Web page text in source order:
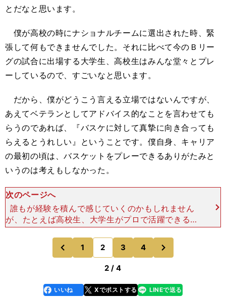
とだなと思います。
僕が高校の時にナショナルチームに選出された時、緊
張して何もできませんでした。それに比べて今のＢリー
グの試合に出場する大学生、高校生はみんな堂々とプレ
ーしているので、すごいなと思います。
だから、僕がどうこう言える立場ではないんですが、
あえてベテランとしてアドバイス的なことを言わせても
らうのであれば、『バスケに対して真摯に向き合っても
らえるとうれしい』ということです。僕自身、キャリア
の最初の頃は、バスケットをプレーできるありがたみと
いうのは考えもしなかった。
次のページへ
誰もが経験を積んで感じていくのかもしれません
が、たとえば高校生、大学生がプロで活躍できるの
は、もちろん本人の努力があってこそ。同時に多く
の人の協力、尽力があったからです。そんな部分に
ちょっとでも気づい
前
のページへ
1 2 3 4
のページへ
2 / 4
faceboo
k
いいね Xでポストする
line LINEで送る